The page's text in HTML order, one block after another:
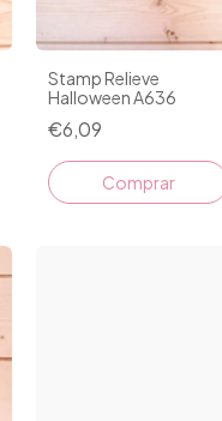
Stamp Relieve
Halloween A636
€6,09